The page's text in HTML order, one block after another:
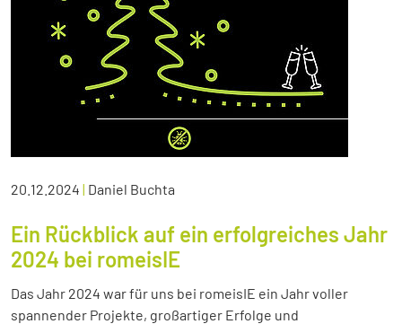
20.12.2024 | Daniel Buchta
Ein Rückblick auf ein erfolgreiches Jahr
2024 bei romeisIE
Das Jahr 2024 war für uns bei romeisIE ein Jahr voller
spannender Projekte, großartiger Erfolge und